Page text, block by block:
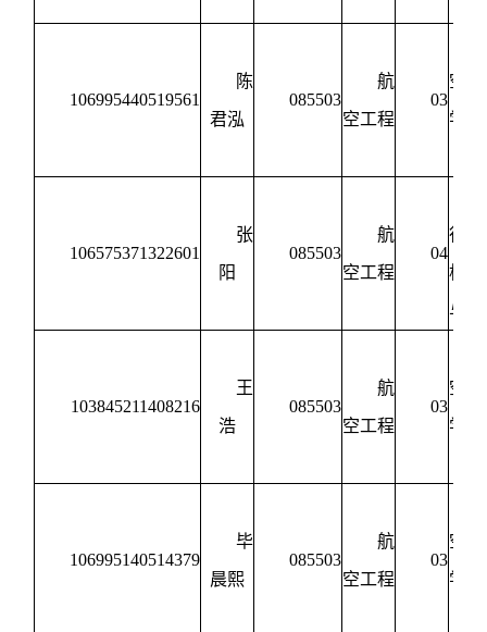
106995440519561
陈
君泓
085503
航
空工程
03
空
学
106575371322601
张
阳
085503
航
空工程
04
行
构
与
103845211408216
王
浩
085503
航
空工程
03
空
学
106995140514379
毕
晨熙
085503
航
空工程
03
空
学